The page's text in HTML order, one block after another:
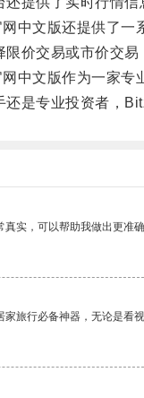
文版还提供了一系
交易或市价交易
文版作为一家专业
专业投资者，Bitz
实，可以帮助我做出更准确
旅行必备神器，无论是看